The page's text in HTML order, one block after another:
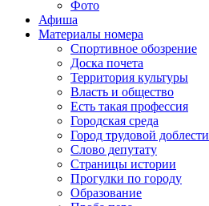
Фото
Афиша
Материалы номера
Спортивное обозрение
Доска почета
Территория культуры
Власть и общество
Есть такая профессия
Городская среда
Город трудовой доблести
Слово депутату
Страницы истории
Прогулки по городу
Образование